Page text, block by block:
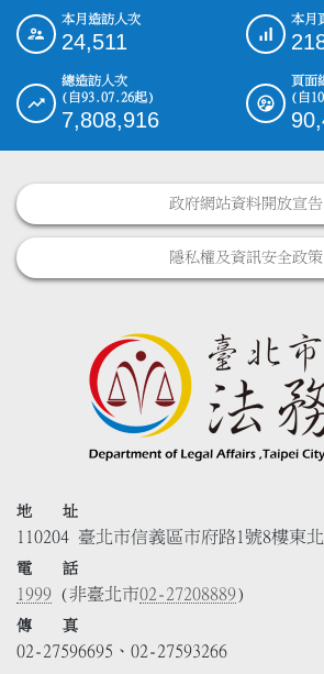
::: 本月造訪人次
24,511
本月
總造訪人次
(自93.07.26起)
7,808,916
頁面
(自
政府網站資料開放宣告
隱私權及資訊安全政策
地 址
110204 臺北市信義區市府路1號8樓東
電 話
1999 (非臺北市02-27208889)
傳 真
02-27596695、02-27593266